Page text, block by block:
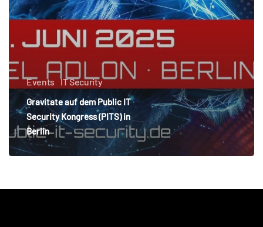
Kongress
(PITS)
in
Events IT Security
Gravitate auf dem Public IT
Security Kongress (PITS) in
Berlin